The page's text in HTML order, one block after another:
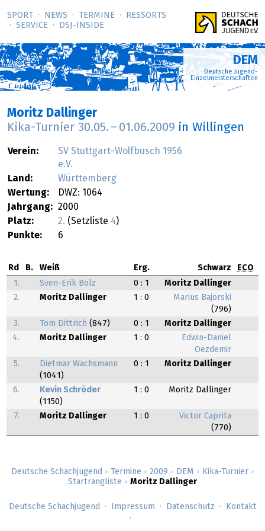
SPORT NEWS TERMINE
RESSORTS
SERVICE
DSJ-­INSIDE
Deutsche Schachjugend > Termine > 2009 > DEM > Kika-Turnier >
Startrangliste > Moritz Dallinger
DEM
Deutsche Jugend-
Einzelmeisterschaften
Moritz Dallinger
Kika-Turnier 30.05. – 01.06.2009 in Willingen
Verein:
SV Stuttgart-Wolfbusch 1956
e.V.
Land:
Württemberg
Wertung:
DWZ: 1064
Jahrgang: 2000
Platz:
2. (Setzliste 4)
Punkte:
6
Rd B. Weiß Erg. Schwarz
ECO
1.
Sven-Erik Bolz 0 : 1
Moritz Dallinger
2.
Moritz Dallinger 1 : 0
Marius Bajorski
(796)
3.
Tom Dittrich (847) 0 : 1
Moritz Dallinger
4.
Moritz Dallinger 1 : 0
Edwin-Daniel
Oezdemir
5.
Dietmar Wachsmann
(1041)
0 : 1 Moritz Dallinger
6.
Kevin Schröder
(1150)
1 : 0 Moritz Dallinger
7. Moritz Dallinger 1 : 0
Victor Caprita
(770)
Deutsche Schachjugend Impressum Datenschutz Kontakt